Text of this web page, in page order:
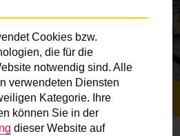
VOLKSSCHULRADKURSE
Cookies bzw.
die für die
notwendig sind. Alle
verwendeten Diensten
Kategorie. Ihre
können Sie in der
dieser Website auf